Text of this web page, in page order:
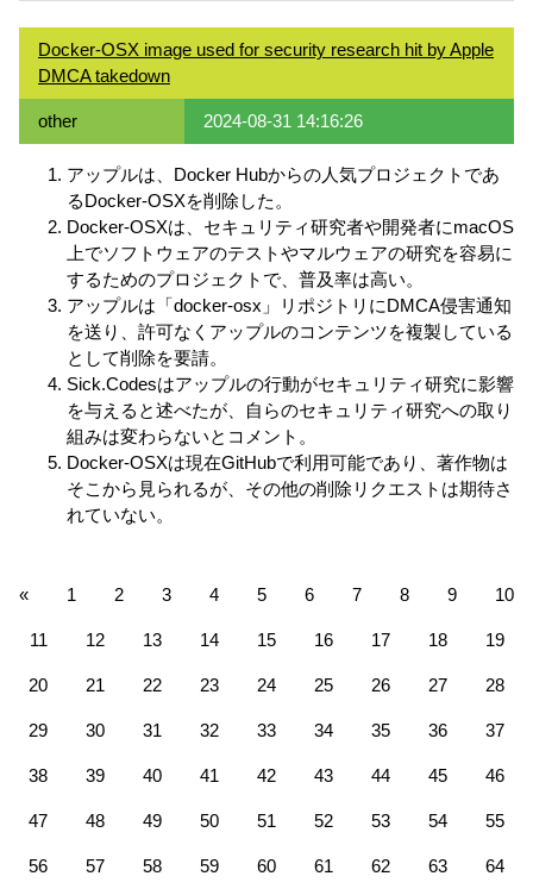
Docker-OSX image used for security research hit by Apple
DMCA takedown
other 2024-08-31 14:16:26
アップルは、Docker Hubからの人気プロジェクトであ
るDocker-OSXを削除した。
Docker-OSXは、セキュリティ研究者や開発者にmacOS
上でソフトウェアのテストやマルウェアの研究を容易に
するためのプロジェクトで、普及率は高い。
アップルは「docker-osx」リポジトリにDMCA侵害通知
を送り、許可なくアップルのコンテンツを複製している
として削除を要請。
Sick.Codesはアップルの行動がセキュリティ研究に影響
を与えると述べたが、自らのセキュリティ研究への取り
組みは変わらないとコメント。
Docker-OSXは現在GitHubで利用可能であり、著作物は
そこから見られるが、その他の削除リクエストは期待さ
れていない。
« 1 2 3 4 5 6 7 8 9 10
11 12 13 14 15 16 17 18 19
20 21 22 23 24 25 26 27 28
29 30 31 32 33 34 35 36 37
38 39 40 41 42 43 44 45 46
47 48 49 50 51 52 53 54 55
56 57 58 59 60 61 62 63 64